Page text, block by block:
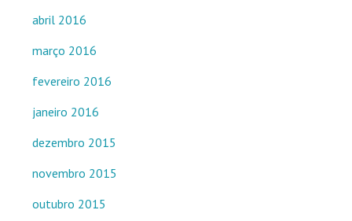
abril 2016
março 2016
fevereiro 2016
janeiro 2016
dezembro 2015
novembro 2015
outubro 2015